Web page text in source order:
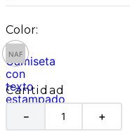
Cantidad
＋
－